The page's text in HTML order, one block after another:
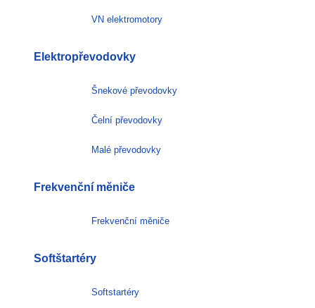
VN elektromotory
Elektropřevodovky
Šnekové převodovky
Čelní převodovky
Malé převodovky
Frekvenční měniče
Frekvenční měniče
Softštartéry
Softstartéry